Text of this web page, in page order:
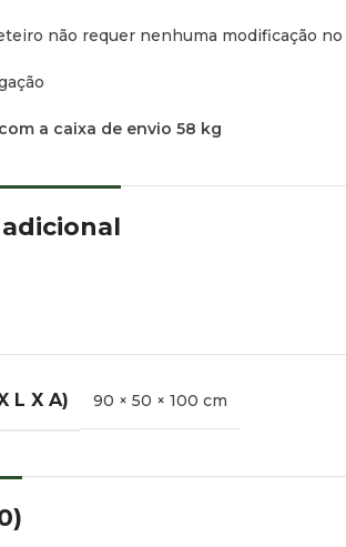
não requer nenhuma modificação
a caixa de envio 58 kg
L X A) 90 × 50 × 100 cm